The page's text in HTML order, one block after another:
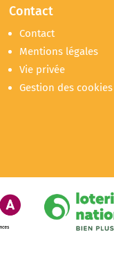
Contact
Contact
Mentions légales
Vie privée
Gestion des cookies